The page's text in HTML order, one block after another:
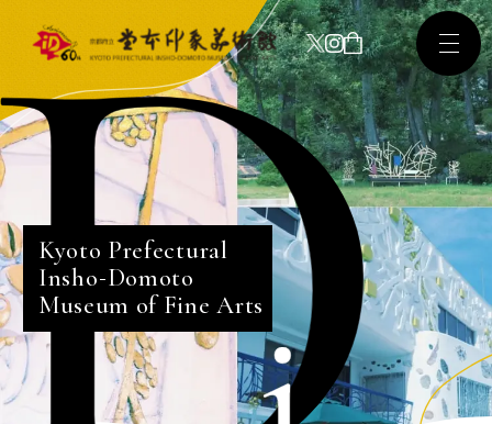
Kyoto Prefectural
Insho Domoto
Museum of Fine Arts